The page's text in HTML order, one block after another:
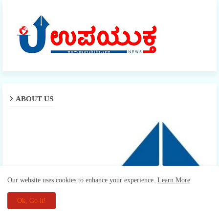
ABOUT US
Our website uses cookies to enhance your experience. Learn More
Ok, Go it!